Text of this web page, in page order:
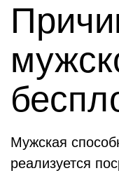
Мужская
реализуется